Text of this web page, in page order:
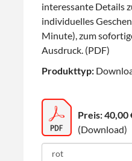
interessante Details
individuelles
Minute), zum
Ausdruck. (PDF)
Produkttyp:
Preis: 40,00
(Download)